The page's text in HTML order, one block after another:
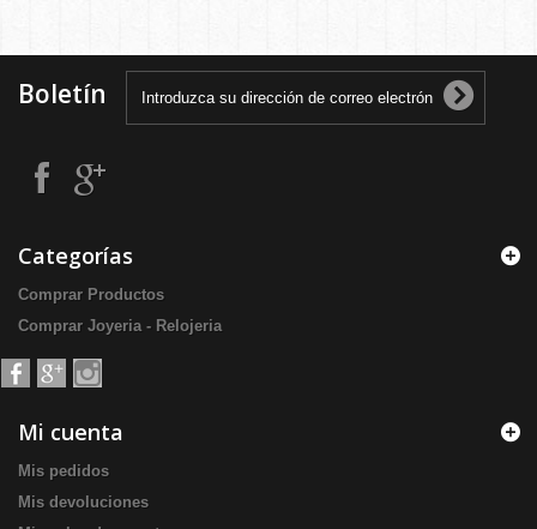
Boletín
Categorías
Comprar Productos
Comprar Joyeria - Relojeria
Mi cuenta
Mis pedidos
Mis devoluciones